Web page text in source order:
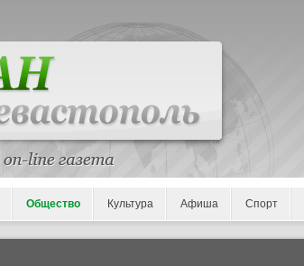
Общество Культура Афиша Спорт